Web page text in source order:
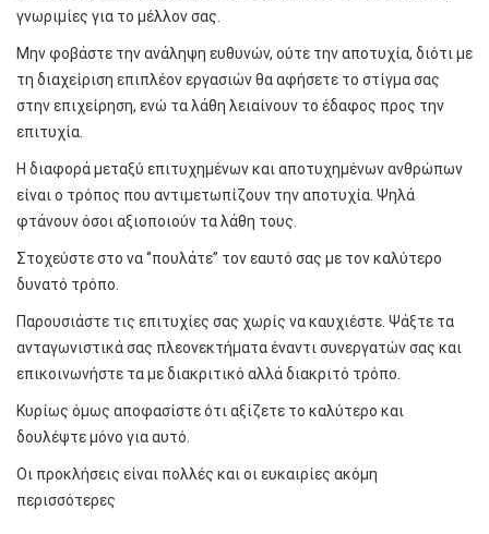
γνωριμίες για το μέλλον σας.
Μην φοβάστε την ανάληψη ευθυνών, ούτε την αποτυχία, διότι με
τη διαχείριση επιπλέον εργασιών θα αφήσετε το στίγμα σας
στην επιχείρηση, ενώ τα λάθη λειαίνουν το έδαφος προς την
επιτυχία.
Η διαφορά μεταξύ επιτυχημένων και αποτυχημένων ανθρώπων
είναι ο τρόπος που αντιμετωπίζουν την αποτυχία. Ψηλά
φτάνουν όσοι αξιοποιούν τα λάθη τους.
Στοχεύστε στο να ‘’πουλάτε’’ τον εαυτό σας με τον καλύτερο
δυνατό τρόπο.
Παρουσιάστε τις επιτυχίες σας χωρίς να καυχιέστε. Ψάξτε τα
ανταγωνιστικά σας πλεονεκτήματα έναντι συνεργατών σας και
επικοινωνήστε τα με διακριτικό αλλά διακριτό τρόπο.
Κυρίως όμως αποφασίστε ότι αξίζετε το καλύτερο και
δουλέψτε μόνο για αυτό.
Οι προκλήσεις είναι πολλές και οι ευκαιρίες ακόμη
περισσότερες